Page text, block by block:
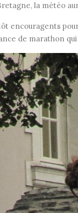
la météo
encouragents
de marathon